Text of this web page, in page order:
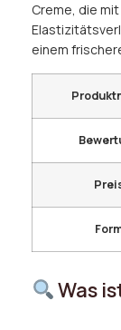
Creme, die
einem
Was